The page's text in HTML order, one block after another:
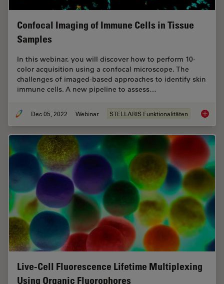
Confocal Imaging of Immune Cells in Tissue
Samples
In this webinar, you will discover how to perform 10-
color acquisition using a confocal microscope. The
challenges of imaged-based approaches to identify skin
immune cells. A new pipeline to assess…
Dec 05, 2022 Webinar STELLARIS Funktionalitäten
Live-Cell Fluorescence Lifetime Multiplexing
Using Organic Fluorophores